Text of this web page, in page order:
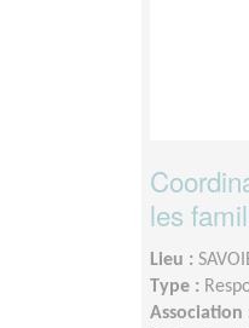
les
Lieu :
Type :
Association